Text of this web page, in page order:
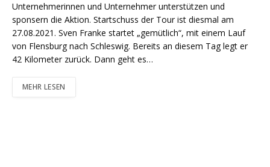
Unternehmerinnen und Unternehmer unterstützen und
sponsern die Aktion. Startschuss der Tour ist diesmal am
27.08.2021. Sven Franke startet „gemütlich“, mit einem Lauf
von Flensburg nach Schleswig. Bereits an diesem Tag legt er
42 Kilometer zurück. Dann geht es…
MEHR LESEN